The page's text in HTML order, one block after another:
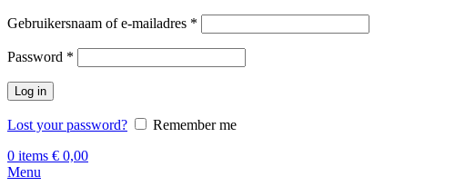
Gebruikersnaam of e-mailadres *
Password *
Log in
Lost your password?
Remember me
0 items € 0,00
Menu